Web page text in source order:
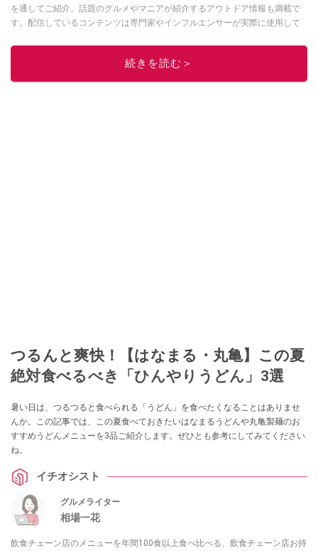
を通してご紹介。話題のグルメやマニアが紹介するアウトドア情報も満載で
す。配信しているコンテンツは専門家やインフルエンサーが実際に使用して
ニュースでフォロー
続きを読む＞
つるんと爽快！【はなまる・丸亀】この夏
絶対食べるべき「ひんやりうどん」3選
暑い日は、つるつると食べられる「うどん」を食べたくなることはありませ
んか。この記事では、この夏食べておきたいはなまるうどんや丸亀製麺のお
すすめうどんメニューを3品ご紹介します。ぜひとも参考にしてみてください
ね。
イチオシスト
グルメライター
相場一花
飲食チェーン店のメニューを年間100食以上食べ比べる、飲食チェーン店お持